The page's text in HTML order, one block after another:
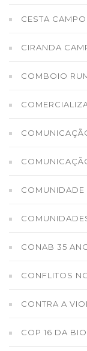
CESTA
CIRANDA
COMBOIO
COMUNIDADE
CONAB 35
CONFLITOS
CONTRA A
COP 16 DA